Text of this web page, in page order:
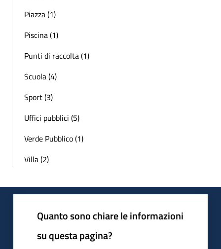
Piazza (1)
Piscina (1)
Punti di raccolta (1)
Scuola (4)
Sport (3)
Uffici pubblici (5)
Verde Pubblico (1)
Villa (2)
Quanto sono chiare le informazioni
su questa pagina?